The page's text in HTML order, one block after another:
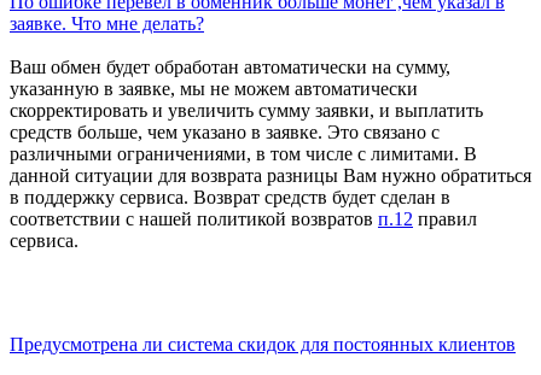
заявке. Что мне делать?
Ваш обмен будет обработан автоматически на сумму,
указанную в заявке, мы не можем автоматически
скорректировать и увеличить сумму заявки, и выплатить
средств больше, чем указано в заявке. Это связано с
различными ограничениями, в том числе с лимитами. В
данной ситуации для возврата разницы Вам нужно обратиться
в поддержку сервиса. Возврат средств будет сделан в
соответствии с нашей политикой возвратов п.12 правил
сервиса.
Предусмотрена ли система скидок для постоянных клиентов